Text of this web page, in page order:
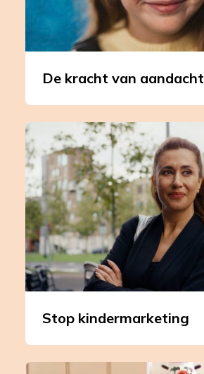
De kracht van aandacht
Stop kindermarketing
Leer
meer
over
Stop
kindermarketing